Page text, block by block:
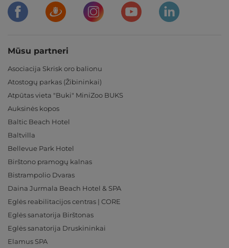
Mūsu partneri
Asociacija Skrisk oro balionu
Atostogų parkas (Žibininkai)
Atpūtas vieta "Buki" MiniZoo BUKS
Auksinės kopos
Baltic Beach Hotel
Baltvilla
Bellevue Park Hotel
Birštono pramogų kalnas
Bistrampolio Dvaras
Daina Jurmala Beach Hotel & SPA
Eglės reabilitacijos centras | CORE
Eglės sanatorija Birštonas
Eglės sanatorija Druskininkai
Elamus SPA